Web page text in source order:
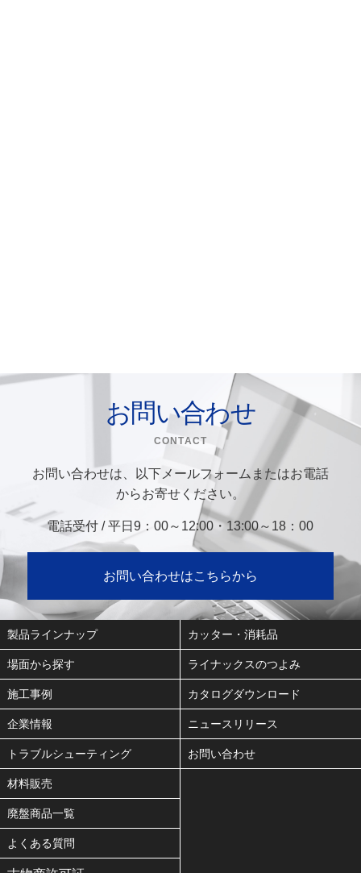
お問い合わせ
CONTACT
お問い合わせは、以下メールフォームまたはお電話
からお寄せください。
電話受付 / 平日9：00～12:00・13:00～18：00
お問い合わせはこちらから
製品ラインナップ カッター・消耗品
場面から探す
施工事例
企業情報
トラブルシューティング
材料販売
廃盤商品一覧
よくある質問
ライナックスのつよみ
カタログダウンロード
ニュースリリース
お問い合わせ